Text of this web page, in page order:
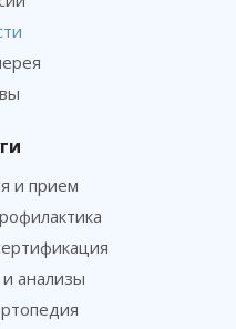
и прием
анализы